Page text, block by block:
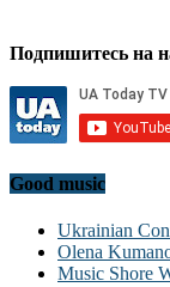
Подпишитесь на
Good music
Ukrainian
Olena
Music Shore